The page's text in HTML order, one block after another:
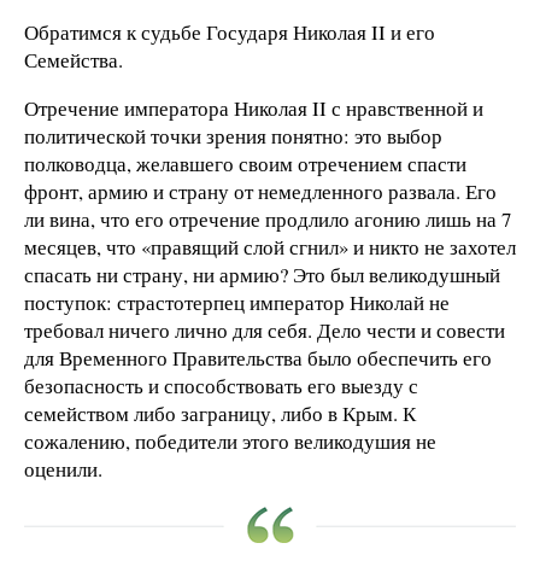
Обратимся к судьбе Государя Николая ΙΙ и его
Семейства.
Отречение императора Николая ΙΙ с нравственной и
политической точки зрения понятно: это выбор
полководца, желавшего своим отречением спасти
фронт, армию и страну от немедленного развала. Его
ли вина, что его отречение продлило агонию лишь на 7
месяцев, что «правящий слой сгнил» и никто не захотел
спасать ни страну, ни армию? Это был великодушный
поступок: страстотерпец император Николай не
требовал ничего лично для себя. Дело чести и совести
для Временного Правительства было обеспечить его
безопасность и способствовать его выезду с
семейством либо заграницу, либо в Крым. К
сожалению, победители этого великодушия не
оценили.